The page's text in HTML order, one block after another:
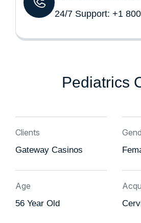
24/7 Support: +1
Pediatrics
Clients
Gateway Casinos
Age
56 Year Old